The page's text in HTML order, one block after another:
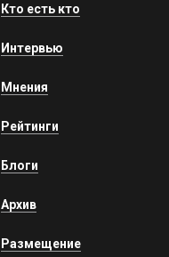
Кто есть кто
Интервью
Мнения
Рейтинги
Блоги
Архив
Размещение